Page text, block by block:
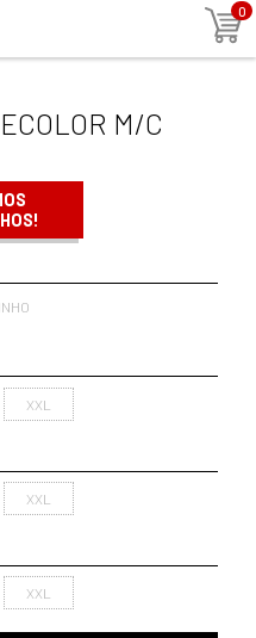
0
M/C
XXL
XXL
XXL